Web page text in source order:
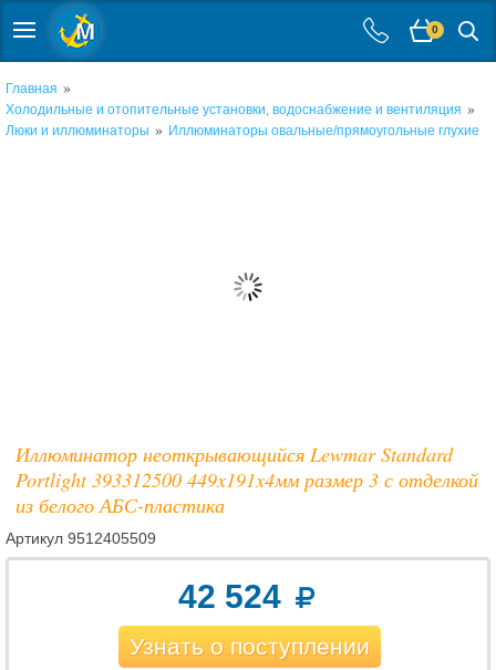
0
Главная »
Холодильные и отопительные установки, водоснабжение и вентиляция »
Люки и иллюминаторы » Иллюминаторы овальные/прямоугольные глухие
Иллюминатор неоткрывающийся Lewmar Standard
Portlight 393312500 449x191x4мм размер 3 с отделкой
из белого АБС-пластика
Артикул 9512405509
42 524
Узнать о поступлении